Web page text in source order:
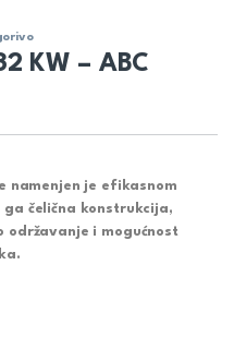
KW – ABC
namenjen je efikasnom
čelična konstrukcija,
održavanje i mogućnost
quantity